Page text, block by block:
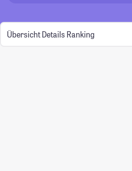
Übersicht Details Ranking